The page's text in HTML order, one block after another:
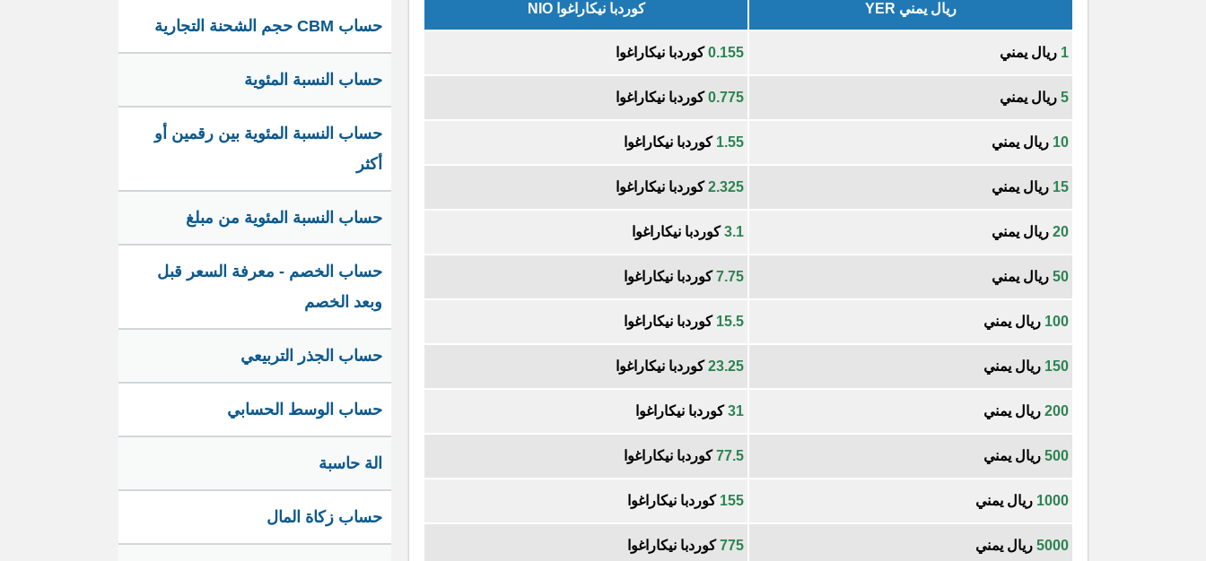
ريال يمني YER كوردبا نيكاراغوا NIO
1 ريال يمني 0.155كوردبا نيكاراغوا
5 ريال يمني 0.775كوردبا نيكاراغوا
10 ريال يمني 1.55 كوردبا نيكاراغوا
15 ريال يمني 2.325كوردبا نيكاراغوا
20 ريال يمني 3.1كوردبا نيكاراغوا
50 ريال يمني 7.75كوردبا نيكاراغوا
100 ريال يمني 15.5 كوردبا نيكاراغوا
150 ريال يمني 23.25كوردبا نيكاراغوا
200 ريال يمني 31كوردبا نيكاراغوا
500 ريال يمني 77.5كوردبا نيكاراغوا
1000 ريال يمني 155 كوردبا نيكاراغوا
5000 ريال يمني 775كوردبا نيكاراغوا
حساب CBM حجم الشحنة التجارية
حساب النسبة المئوية
حساب النسبة المئوية بين رقمين أو
أكثر
حساب النسبة المئوية من مبلغ
حساب الخصم - معرفة السعر قبل
وبعد الخصم
حساب الجذر التربيعي
حساب الوسط الحسابي
الة حاسبة
حساب زكاة المال